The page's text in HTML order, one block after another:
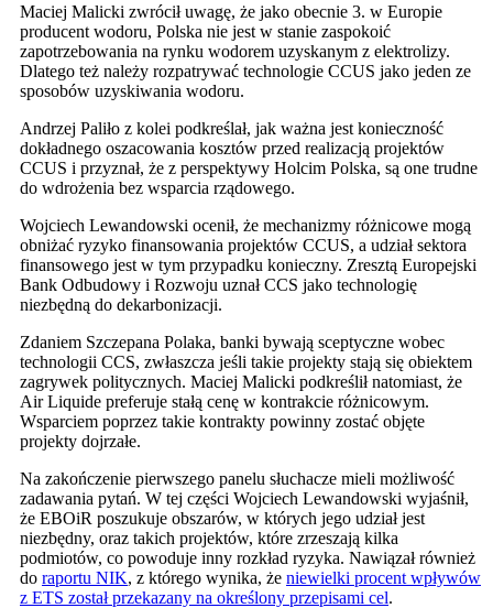
Maciej Malicki zwrócił uwagę, że jako obecnie 3. w Europie
producent wodoru, Polska nie jest w stanie zaspokoić
zapotrzebowania na rynku wodorem uzyskanym z elektrolizy.
Dlatego też należy rozpatrywać technologie CCUS jako jeden ze
sposobów uzyskiwania wodoru.
Andrzej Paliło z kolei podkreślał, jak ważna jest konieczność
dokładnego oszacowania kosztów przed realizacją projektów
CCUS i przyznał, że z perspektywy Holcim Polska, są one trudne
do wdrożenia bez wsparcia rządowego.
Wojciech Lewandowski ocenił, że mechanizmy różnicowe mogą
obniżać ryzyko finansowania projektów CCUS, a udział sektora
finansowego jest w tym przypadku konieczny. Zresztą Europejski
Bank Odbudowy i Rozwoju uznał CCS jako technologię
niezbędną do dekarbonizacji.
Zdaniem Szczepana Polaka, banki bywają sceptyczne wobec
technologii CCS, zwłaszcza jeśli takie projekty stają się obiektem
zagrywek politycznych. Maciej Malicki podkreślił natomiast, że
Air Liquide preferuje stałą cenę w kontrakcie różnicowym.
Wsparciem poprzez takie kontrakty powinny zostać objęte
projekty dojrzałe.
Na zakończenie pierwszego panelu słuchacze mieli możliwość
zadawania pytań. W tej części Wojciech Lewandowski wyjaśnił,
że EBOiR poszukuje obszarów, w których jego udział jest
niezbędny, oraz takich projektów, które zrzeszają kilka
podmiotów, co powoduje inny rozkład ryzyka. Nawiązał również
do raportu NIK, z którego wynika, że niewielki procent wpływów
z ETS został przekazany na określony przepisami cel.